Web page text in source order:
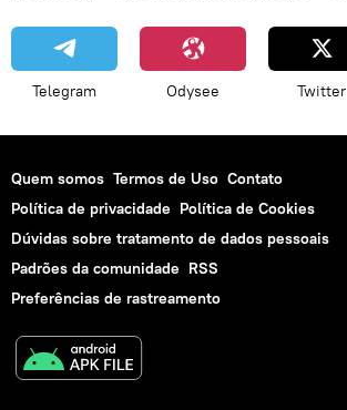
Telegram Odysee Twitter
Quem somos Termos de Uso Contato
Política de privacidade Política de Cookies
Dúvidas sobre tratamento de dados pessoais
Padrões da comunidade RSS
Preferências de rastreamento